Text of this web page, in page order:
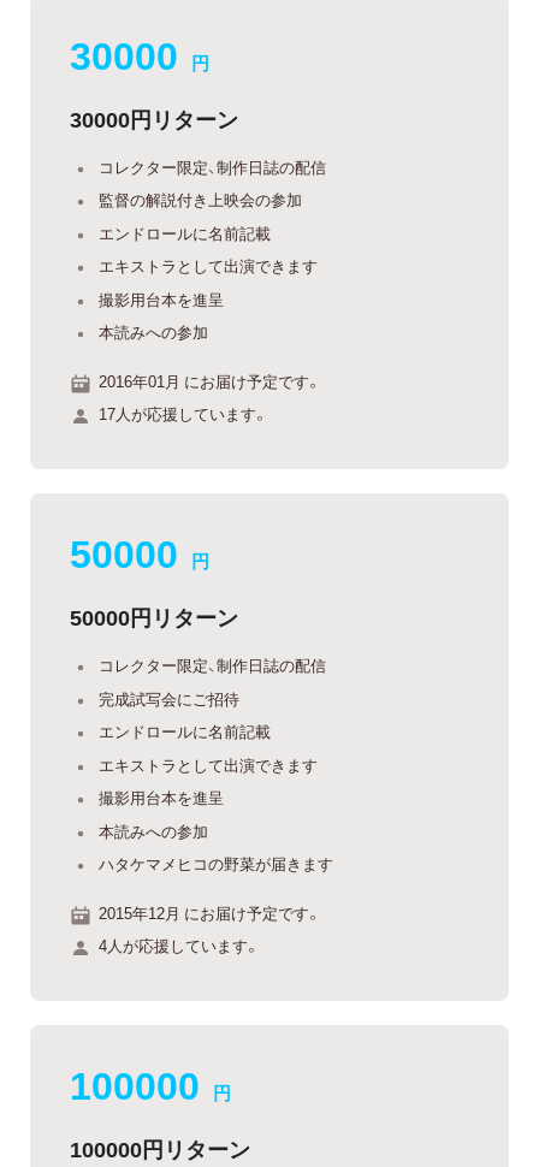
30000 円
30000円リターン
コレクター限定、制作日誌の配信
監督の解説付き上映会の参加
エンドロールに名前記載
エキストラとして出演できます
撮影用台本を進呈
本読みへの参加
2016年01月 にお届け予定です。
17人が応援しています。
50000 円
50000円リターン
コレクター限定、制作日誌の配信
完成試写会にご招待
エンドロールに名前記載
エキストラとして出演できます
撮影用台本を進呈
本読みへの参加
ハタケマメヒコの野菜が届きます
2015年12月 にお届け予定です。
4人が応援しています。
100000 円
100000円リターン